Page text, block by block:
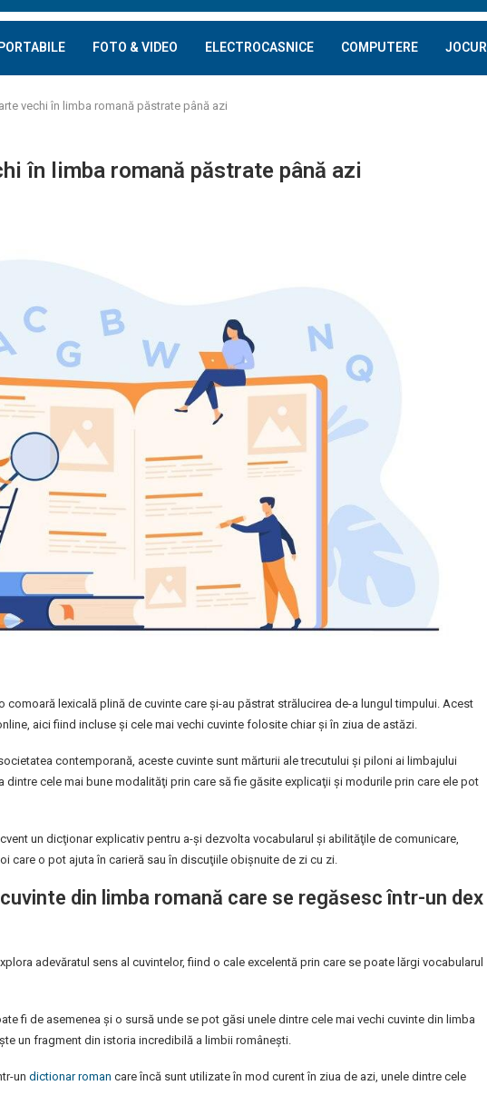
PORTABILE FOTO & VIDEO ELECTROCASNICE COMPUTERE JOCURI
vechi în limba romană păstrate până azi
în limba romană păstrate până azi
lexicală plină de cuvinte care şi-au păstrat strălucirea de-a lungul timpului. Acest
aici fiind incluse şi cele mai vechi cuvinte folosite chiar şi în ziua de astăzi.
contemporană, aceste cuvinte sunt mărturii ale trecutului şi piloni ai limbajului
dintre cele mai bune modalităţi prin care să fie găsite explicaţii şi modurile prin care ele pot
un dicţionar explicativ pentru a-şi dezvolta vocabularul şi abilităţile de comunicare,
care o pot ajuta în carieră sau în discuţiile obişnuite de zi cu zi.
din limba romană care se regăsesc într-un dex
adevăratul sens al cuvintelor, fiind o cale excelentă prin care se poate lărgi vocabularul
fi de asemenea şi o sursă unde se pot găsi unele dintre cele mai vechi cuvinte din limba
un fragment din istoria incredibilă a limbii românești.
un dictionar roman care încă sunt utilizate în mod curent în ziua de azi, unele dintre cele